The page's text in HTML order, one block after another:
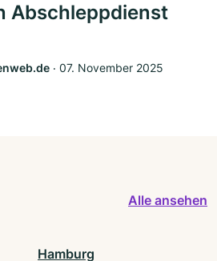
Abschleppdienst
‧ 07. November 2025
Alle ansehen
Hamburg